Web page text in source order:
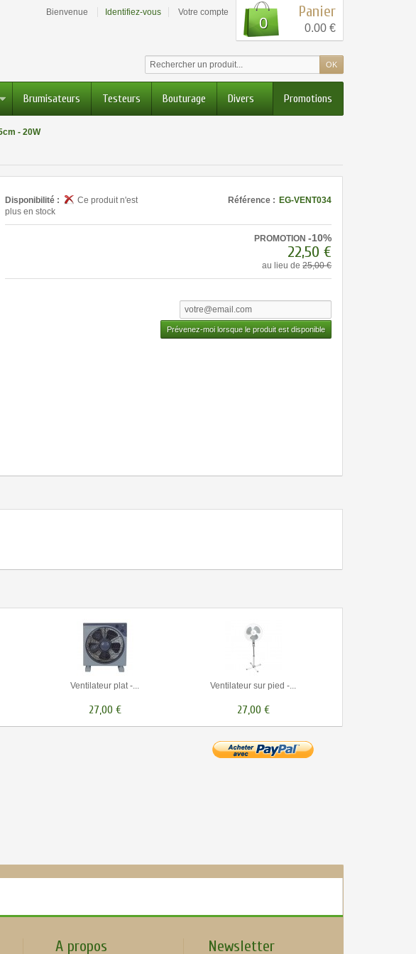
Bienvenue Identifiez-vous Votre compte Panier
0 0.00 €
Promotions
Brumisateurs Testeurs Bouturage Divers
- 20W
Disponibilité :
Ce produit n'est
plus en stock
Référence : EG-VENT034
PROMOTION-10%
22,50 €
au lieu de25,00 €
Prévenez-moi lorsque le produit est disponible
Ventilateur plat -...
27,00 €
Ventilateur sur pied -...
27,00 €
A propos Newsletter